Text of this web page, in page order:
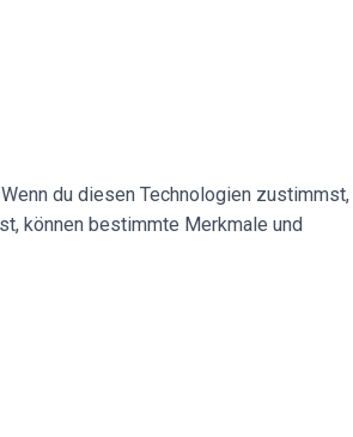
du diesen Technologien zustimmst,
können bestimmte Merkmale und